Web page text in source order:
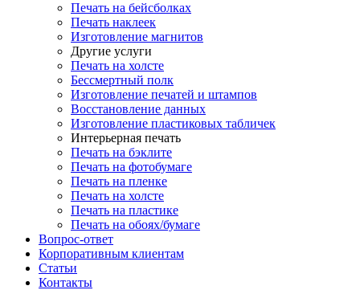
Печать на бейсболках
Печать наклеек
Изготовление магнитов
Другие услуги
Печать на холсте
Бессмертный полк
Изготовление печатей и штампов
Восстановление данных
Изготовление пластиковых табличек
Интерьерная печать
Печать на бэклите
Печать на фотобумаге
Печать на пленке
Печать на холсте
Печать на пластике
Печать на обоях/бумаге
Вопрос-ответ
Корпоративным клиентам
Статьи
Контакты